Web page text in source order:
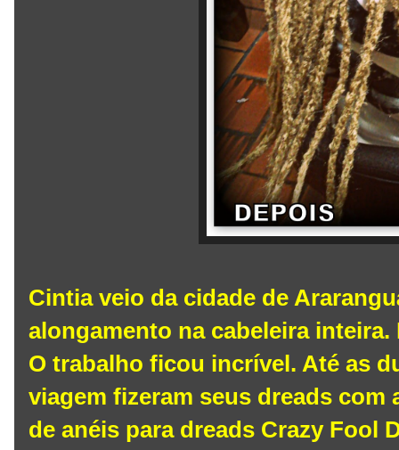
Cintia veio da cidade de
alongamento na cabeleira
O trabalho ficou incrível. Até as
viagem fizeram seus dreads
de anéis para dreads Crazy Fool